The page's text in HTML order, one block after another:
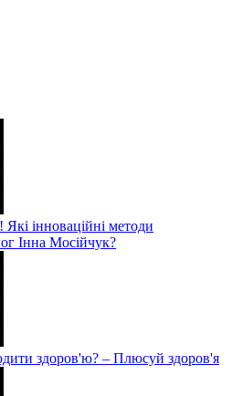
інноваційні методи
Інна Мосійчук?
здоров'ю? – Плюсуй здоров'я